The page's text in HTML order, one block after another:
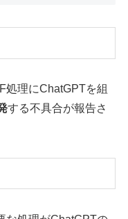
処理にChatGPTを組
する不具合が報告さ